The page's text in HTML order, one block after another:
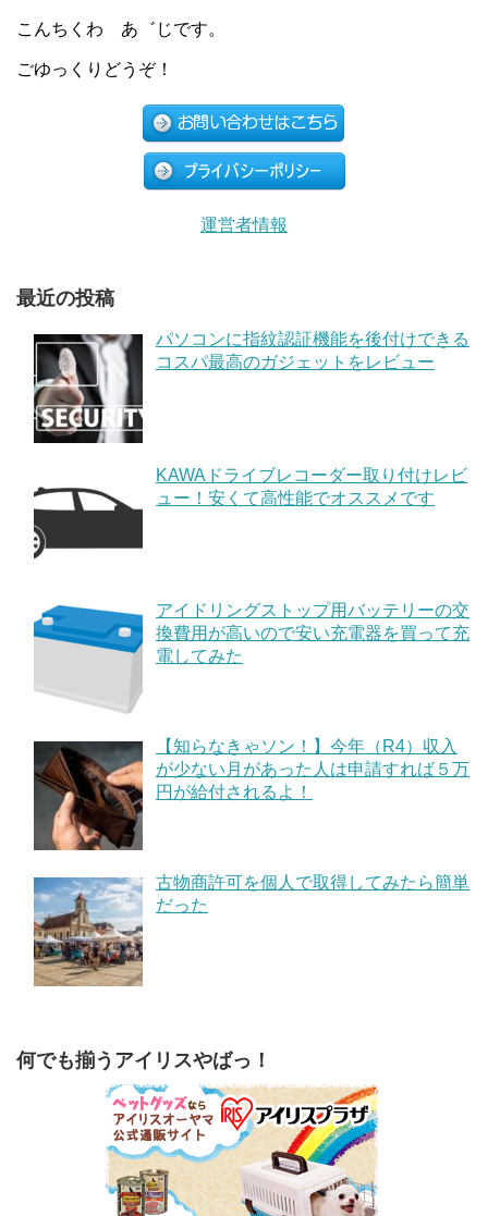
こんちくわ あ゛じです。
ごゆっくりどうぞ！
運営者情報
最近の投稿
パソコンに指紋認証機能を後付けできる
コスパ最高のガジェットをレビュー
KAWAドライブレコーダー取り付けレビ
ュー！安くて高性能でオススメです
アイドリングストップ用バッテリーの交
換費用が高いので安い充電器を買って充
電してみた
【知らなきゃソン！】今年（R4）収入
が少ない月があった人は申請すれば５万
円が給付されるよ！
古物商許可を個人で取得してみたら簡単
だった
何でも揃うアイリスやばっ！